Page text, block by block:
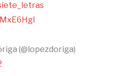
(@lopezdoriga)